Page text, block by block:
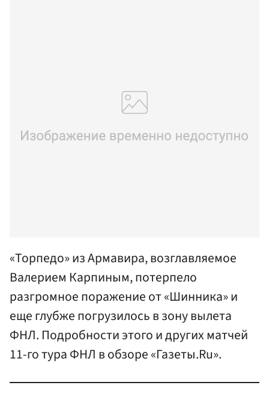
«Торпедо» из Армавира, возглавляемое
Валерием Карпиным, потерпело
разгромное поражение от «Шинника» и
еще глубже погрузилось в зону вылета
ФНЛ. Подробности этого и других матчей
11-го тура ФНЛ в обзоре «Газеты.Ru».